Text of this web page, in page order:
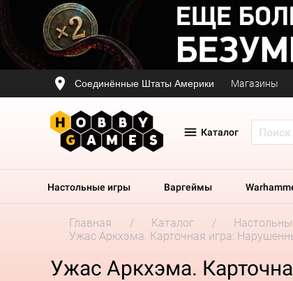
Соединённые Штаты Америки Магазины
Каталог
Настольные игры Варгеймы
Главная Каталог
Ужас Аркхэма. Карточная игра:
Ужас Аркхэма.